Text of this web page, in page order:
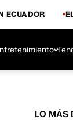
ECUADOR
LO MÁS